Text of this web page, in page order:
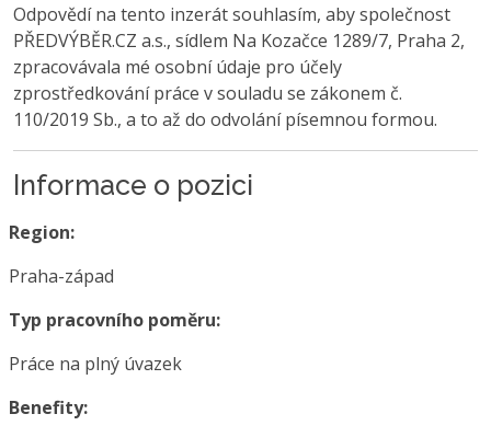
Odpovědí na tento inzerát souhlasím, aby společnost
PŘEDVÝBĚR.CZ a.s., sídlem Na Kozačce 1289/7, Praha 2,
zpracovávala mé osobní údaje pro účely
zprostředkování práce v souladu se zákonem č.
110/2019 Sb., a to až do odvolání písemnou formou.
Informace o pozici
Region:
Praha-západ
Typ pracovního poměru:
Práce na plný úvazek
Benefity: